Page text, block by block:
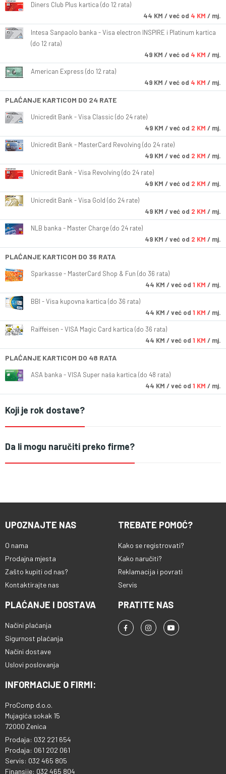
Diners Club Plus kartica (do 12 rata)
44 KM / već od 4 KM / mj.
Intesa Sanpaolo banka - Visa electron INSPIRE i Platinum kartica
(do 12 rata)
49 KM / već od 4 KM / mj.
American Express (do 12 rata)
49 KM / već od 4 KM / mj.
PLAĆANJE KARTICOM DO 24 RATE
Unicredit Bank - Visa Classic (do 24 rate)
49 KM / već od 2 KM / mj.
Unicredit Bank - MasterCard Revolving (do 24 rate)
49 KM / već od 2 KM / mj.
Unicredit Bank - Visa Revolving (do 24 rate)
49 KM / već od 2 KM / mj.
Unicredit Bank - Visa Gold (do 24 rate)
49 KM / već od 2 KM / mj.
NLB banka - Master Charge (do 24 rate)
49 KM / već od 2 KM / mj.
PLAĆANJE KARTICOM DO 36 RATA
Sparkasse - MasterCard Shop & Fun (do 36 rata)
44 KM / već od 1 KM / mj.
BBI - Visa kupovna kartica (do 36 rata)
44 KM / već od 1 KM / mj.
Raiffeisen - VISA Magic Card kartica (do 36 rata)
44 KM / već od 1 KM / mj.
PLAĆANJE KARTICOM DO 48 RATA
ASA banka - VISA Super naša kartica (do 48 rata)
44 KM / već od 1 KM / mj.
Koji je rok dostave?
Da li mogu naručiti preko firme?
UPOZNAJTE NAS
O nama
Prodajna mjesta
Zašto kupiti od nas?
Kontaktirajte nas
TREBATE POMOĆ?
Kako se registrovati?
Kako naručiti?
Reklamacija i povrati
Servis
PLAĆANJE I DOSTAVA
Načini plaćanja
Sigurnost plaćanja
Načini dostave
Uslovi poslovanja
PRATITE NAS
INFORMACIJE O FIRMI:
ProComp d.o.o.
Mujagića sokak 15
72000 Zenica
Prodaja: 032 221 654
Prodaja: 061 202 061
Servis: 032 465 805
Finansije: 032 465 804